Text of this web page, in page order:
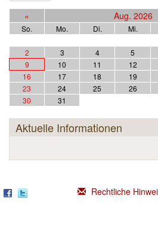
Kontakt
« Aug. 2026
So. Mo. Di. Mi.
2
3 4 5
9
10 11 12
16
17 18 19
23
24 25 26
30
31
Aktuelle Informationen
Rechtliche